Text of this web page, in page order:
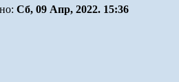
Сб, 09 Апр, 2022. 15:36